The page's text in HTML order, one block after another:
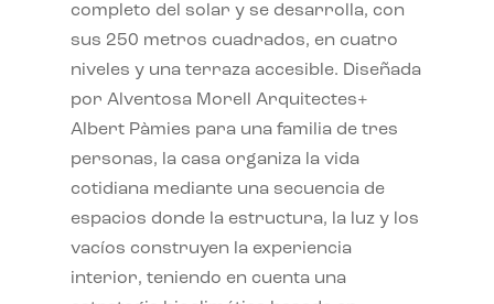
completo del solar y se desarrolla, con
sus 250 metros cuadrados, en cuatro
niveles y una terraza accesible. Diseñada
por Alventosa Morell Arquitectes+
Albert Pàmies para una familia de tres
personas, la casa organiza la vida
cotidiana mediante una secuencia de
espacios donde la estructura, la luz y los
vacíos construyen la experiencia
interior, teniendo en cuenta una